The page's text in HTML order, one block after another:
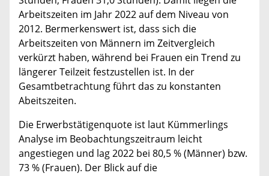
Arbeitszeiten im Jahr 2022 auf dem Niveau von
2012. Bermerkenswert ist, dass sich die
Arbeitszeiten von Männern im Zeitvergleich
verkürzt haben, während bei Frauen ein Trend zu
längerer Teilzeit festzustellen ist. In der
Gesamtbetrachtung führt das zu konstanten
Abeitszeiten.
Die Erwerbstätigenquote ist laut Kümmerlings
Analyse im Beobachtungszeitraum leicht
angestiegen und lag 2022 bei 80,5 % (Männer) bzw.
73 % (Frauen). Der Blick auf die